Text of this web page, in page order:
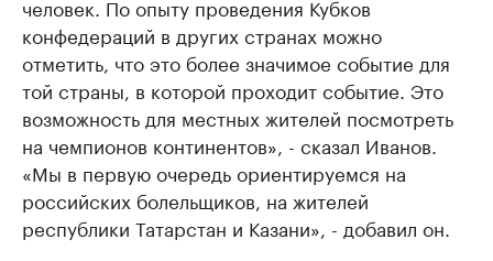
человек. По опыту проведения Кубков
конфедераций в других странах можно
отметить, что это более значимое событие для
той страны, в которой проходит событие. Это
возможность для местных жителей посмотреть
на чемпионов континентов», - сказал Иванов.
«Мы в первую очередь ориентируемся на
российских болельщиков, на жителей
республики Татарстан и Казани», - добавил он.